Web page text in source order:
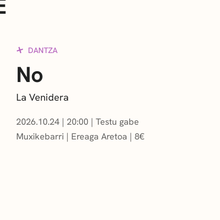
DANTZA
No
La Venidera
2026.10.24| 20:00
Testu gabe
Muxikebarri | Ereaga Aretoa 8€